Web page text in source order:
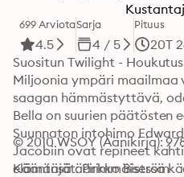
699 Arviota
4.5
Sarja
4 / 5
Pituus
20T
Suositun Twilight -
Miljoonia ympäri maailmaa
saagan hämmästyttävä,
Bella on suurien päätösten
Suunnaton intohimo
Jacobiin ovat repineet
elämänsä äärimmäisessä
© 2010 WSOY (Äänikirja):
Kääntäjät: Pirkko Biström